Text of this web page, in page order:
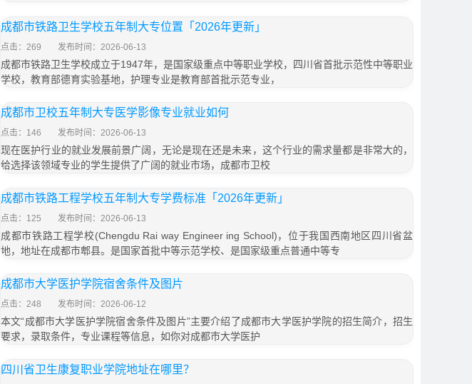
成都市铁路卫生学校五年制大专位置「2026年更新」
点击：269 发布时间：2026-06-13
成都市铁路卫生学校成立于1947年，是国家级重点中等职业学校，四川省首批示范性中等职业
学校，教育部德育实验基地，护理专业是教育部首批示范专业，
成都市卫校五年制大专医学影像专业就业如何
点击：146 发布时间：2026-06-13
现在医护行业的就业发展前景广阔，无论是现在还是未来，这个行业的需求量都是非常大的，
给选择该领域专业的学生提供了广阔的就业市场，成都市卫校
成都市铁路工程学校五年制大专学费标准「2026年更新」
点击：125 发布时间：2026-06-13
成都市铁路工程学校(Chengdu Rai way Engineer ing School)，位于我国西南地区四川省盆
地，地址在成都市郫县。是国家首批中等示范学校、是国家级重点普通中等专
成都市大学医护学院宿舍条件及图片
点击：248 发布时间：2026-06-12
本文“成都市大学医护学院宿舍条件及图片”主要介绍了成都市大学医护学院的招生简介，招生
要求，录取条件，专业课程等信息，如你对成都市大学医护
四川省卫生康复职业学院地址在哪里？